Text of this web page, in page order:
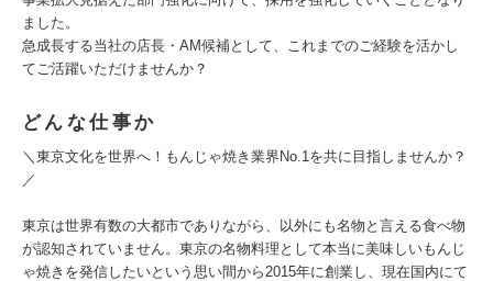
ました。
急成長する当社の店長・AM候補として、これまでのご経験を活かし
てご活躍いただけませんか？
どんな仕事か
＼東京文化を世界へ！もんじゃ焼き業界No.1を共に目指しませんか？
／
東京は世界有数の大都市でありながら、以外にも名物と言える食べ物
が認知されていません。東京の名物料理として本当に美味しいもんじ
ゃ焼きを発信したいという思い間から2015年に創業し、現在国内にて